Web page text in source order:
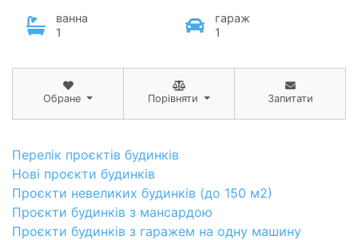
ванна
1
гараж
1
Обране Порівняти Запитати
Перелік проєктів будинків
Нові проєкти будинків
Проєкти невеликих будинків (до 150 м2)
Проєкти будинків з мансардою
Проєкти будинків з гаражем на одну машину